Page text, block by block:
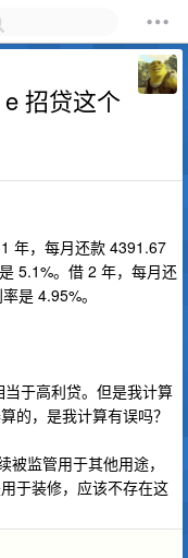
招贷这个
年，每月还款 4391.67
5.1%。借 2 年，每月还
是 4.95%。
于高利贷。但是我计算
的，是我计算有误吗？
监管用于其他用途，
于装修，应该不存在这